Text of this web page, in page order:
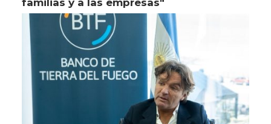
familias y a las empresas"